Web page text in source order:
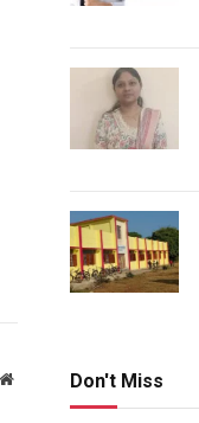
Website Don't Miss